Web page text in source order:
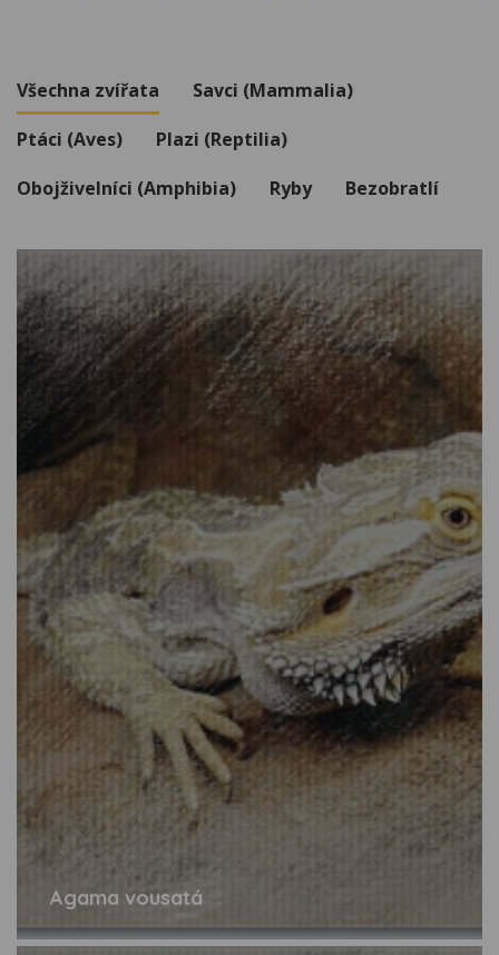
Všechna zvířata
Savci (Mammalia)
Ptáci (Aves)
Plazi (Reptilia)
Obojživelníci (Amphibia)
Ryby Bezobratlí
Agama vousatá